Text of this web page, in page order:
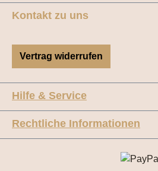
Kontakt zu uns
Vertrag widerrufen
Hilfe & Service
Rechtliche Informationen